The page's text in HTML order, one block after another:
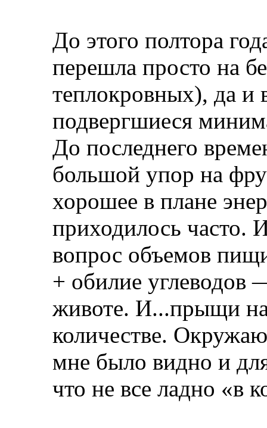
До этого полтора
перешла просто на
теплокровных), да и
подвергшиеся
До последнего
большой упор на
хорошее в плане
приходилось часто.
вопрос объемов
+ обилие углеводов
животе. И...прыщи
количестве.
мне было видно и
что не все ладно «в